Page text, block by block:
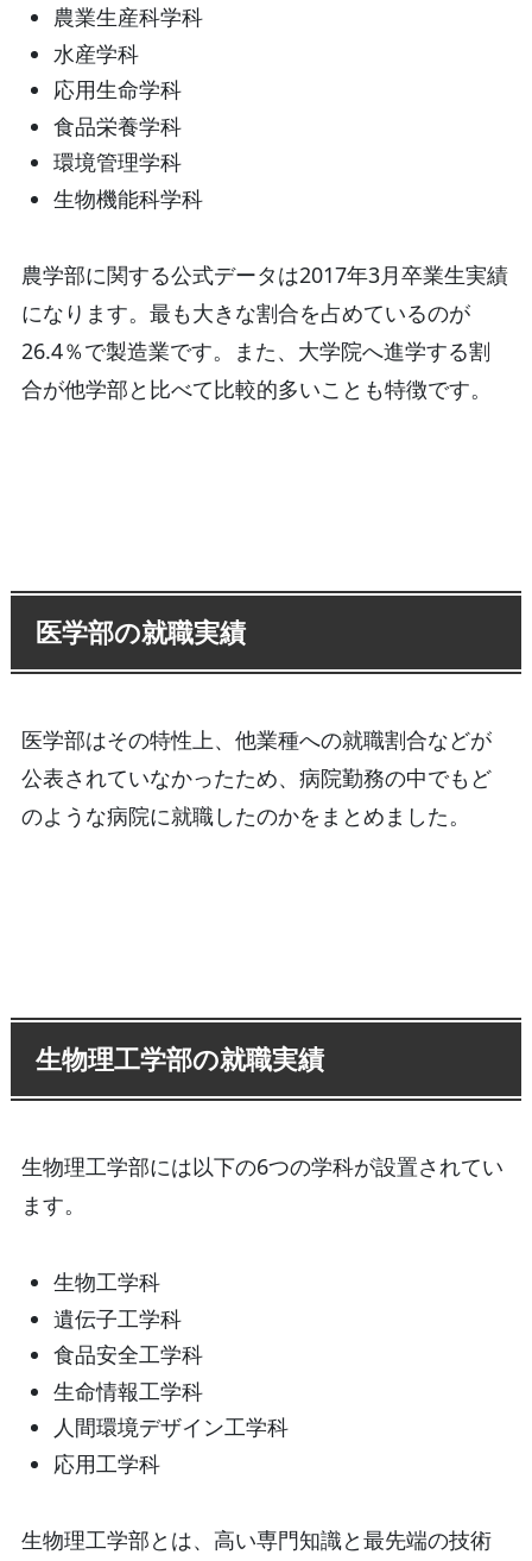
農業生産科学科
水産学科
応用生命学科
食品栄養学科
環境管理学科
生物機能科学科
農学部に関する公式データは2017年3月卒業生実績
になります。最も大きな割合を占めているのが
26.4％で製造業です。また、大学院へ進学する割
合が他学部と比べて比較的多いことも特徴です。
医学部の就職実績
医学部はその特性上、他業種への就職割合などが
公表されていなかったため、病院勤務の中でもど
のような病院に就職したのかをまとめました。
生物理工学部の就職実績
生物理工学部には以下の6つの学科が設置されてい
ます。
生物工学科
遺伝子工学科
食品安全工学科
生命情報工学科
人間環境デザイン工学科
応用工学科
生物理工学部とは、高い専門知識と最先端の技術